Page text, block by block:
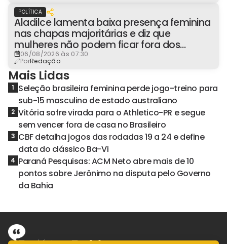
POLÍTICA
Aladilce lamenta baixa presença feminina
nas chapas majoritárias e diz que
mulheres não podem ficar fora dos
espaços de poder
06/08/2026 às 07:30
PorRedação
Mais Lidas
1 Seleção brasileira feminina perde jogo-treino para
sub-15 masculino de estado australiano
2 Vitória sofre virada para o Athletico-PR e segue
sem vencer fora de casa no Brasileiro
3 CBF detalha jogos das rodadas 19 a 24 e define
data do clássico Ba-Vi
4 Paraná Pesquisas: ACM Neto abre mais de 10
pontos sobre Jerônimo na disputa pelo Governo
da Bahia